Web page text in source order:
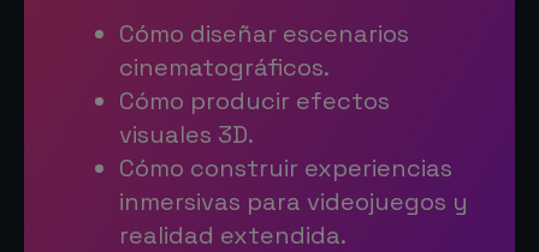
Cómo diseñar escenarios
cinematográficos.
Cómo producir efectos
visuales 3D.
Cómo construir experiencias
inmersivas para videojuegos y
realidad extendida.